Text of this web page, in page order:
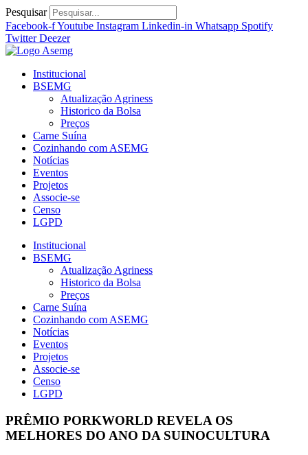
Ir
para
o
conteúdo
Pesquisar
Facebook-fYoutube Instagram Linkedin-in Whatsapp Spotify
Twitter Deezer
Institucional
BSEMG
Atualização Agriness
Historico da Bolsa
Preços
Carne Suína
Cozinhando com ASEMG
Notícias
Eventos
Projetos
Associe-se
Censo
LGPD
Institucional
BSEMG
Atualização Agriness
Historico da Bolsa
Preços
Carne Suína
Cozinhando com ASEMG
Notícias
Eventos
Projetos
Associe-se
Censo
LGPD
PRÊMIO PORKWORLD REVELA OS
MELHORES DO ANO DA SUINOCULTURA